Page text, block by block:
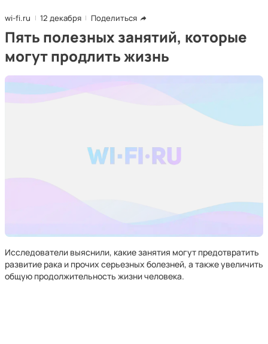
wi-fi.ru 12 декабря Поделиться
Пять полезных занятий, которые
могут продлить жизнь
Исследователи выяснили, какие занятия могут предотвратить
развитие рака и прочих серьезных болезней, а также увеличить
общую продолжительность жизни человека.